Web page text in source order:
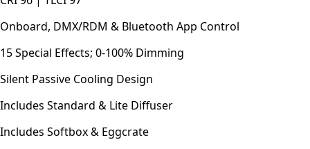
Onboard, DMX/RDM & Bluetooth App Control
15 Special Effects; 0-100% Dimming
Silent Passive Cooling Design
Includes Standard & Lite Diffuser
Includes Softbox & Eggcrate